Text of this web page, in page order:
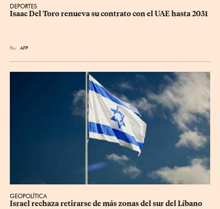
DEPORTES
Isaac Del Toro renueva su contrato con el UAE hasta 2031
Por AFP
GEOPOLÍTICA
Israel rechaza retirarse de más zonas del sur del Líbano